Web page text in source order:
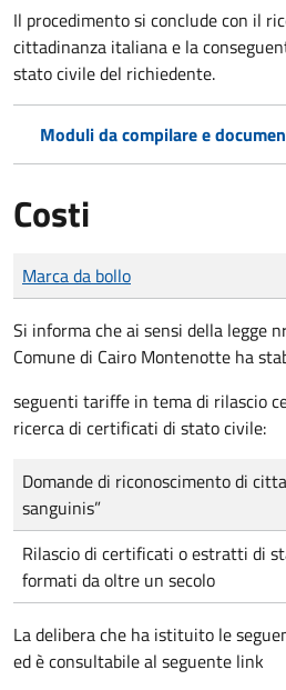
Il procedimento si conclude con il
cittadinanza italiana e la
stato civile del richiedente.
Moduli da compilare e
Costi
Tipo di pagamento
Importo
Marca da bollo
Si informache ai sensi della legge
Comune di Cairo Montenotte ha
seguenti tariffe in tema di rilascio
ricerca di certificati di stato civile:
Domandedi riconoscimento di
sanguinis”
Rilascio di certificati o estratti di
formati da oltre un secolo
La delibera che ha istituito le
ed è consultabile al seguente link